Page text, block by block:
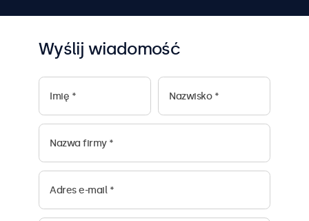
Wyślij wiadomość